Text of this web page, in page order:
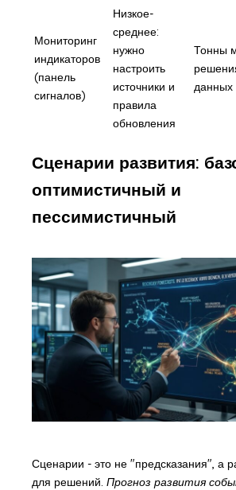
Мониторинг
индикаторов
(панель
сигналов)
Низкое-
среднее:
нужно
настроить
источники и
правила
обновления
Тонны
данных
Сценарии развития:
оптимистичный и
пессимистичный
Сценарии - это не "предсказания", а
для решений. Прогноз развития